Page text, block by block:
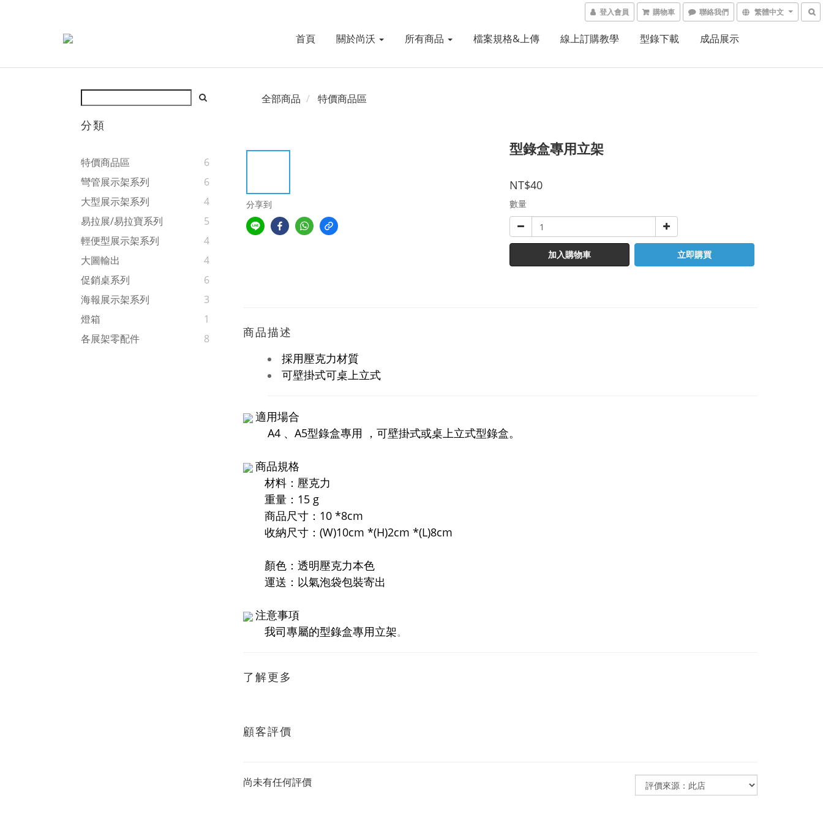
登入會員 購物車 聯絡我們 繁體中文
首頁 關於尚沃 所有商品 檔案規格&上傳 線上訂購教學 型錄下載 成品展示
分類
特價商品區
6
彎管展示架系列
6
大型展示架系列
4
易拉展/易拉寶系列
5
輕便型展示架系列
4
大圖輸出
4
促銷桌系列
6
海報展示架系列
3
燈箱
1
各展架零配件
8
全部商品 特價商品區
分享到
型錄盒專用立架
NT$40
數量
加入購物車 立即購買
商品描述
採用壓克力材質
可壁掛式可桌上立式
適用場合
A4 、A5型錄盒專用 ，可壁掛式或桌上立式型錄盒。
商品規格
材料：壓克力
重量：15 g
商品尺寸：10 *8cm
收納尺寸：(W)10cm *(H)2cm *(L)8cm
顏色：透明壓克力本色
運送：以氣泡袋包裝寄出
注意事項
我司專屬的型錄盒專用立架。
了解更多
顧客評價
尚未有任何評價